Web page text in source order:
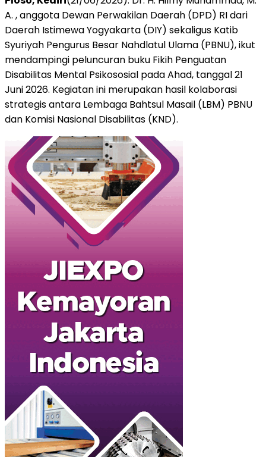
A. , anggota Dewan Perwakilan Daerah (DPD) RI dari
Daerah Istimewa Yogyakarta (DIY) sekaligus Katib
Syuriyah Pengurus Besar Nahdlatul Ulama (PBNU), ikut
mendampingi peluncuran buku Fikih Penguatan
Disabilitas Mental Psikososial pada Ahad, tanggal 21
Juni 2026. Kegiatan ini merupakan hasil kolaborasi
strategis antara Lembaga Bahtsul Masail (LBM) PBNU
dan Komisi Nasional Disabilitas (KND).